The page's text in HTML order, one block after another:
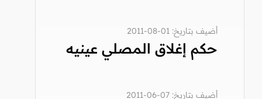
أضيف بتاريخ: 01-08-2011
حكم إغلاق المصلي عينيه
أضيف بتاريخ: 07-06-2011